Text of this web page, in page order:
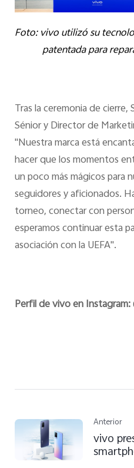
Foto: vivo utilizó su
patentada para
Tras la ceremonia de
Sénior y Director de
"Nuestra marca está
hacer que los momentos
un poco más mágicos para
seguidores y aficionados.
torneo, conectar con
esperamos continuar esta
asociación con la UEFA".
Perfil de vivo en
Anterior
vivo